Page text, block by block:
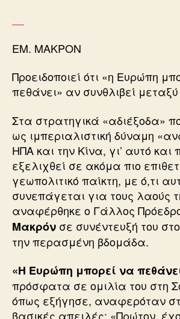
ΕΜ. ΜΑΚΡΟΝ
Προειδοποιεί ότι «η Ευρώπη
πεθάνει» αν συνθλιβεί
Στα στρατηγικά «αδιέξοδα»
ως ιμπεριαλιστική δύναμη
ΗΠΑ και την Κίνα, γι’ αυτό και
εξελιχθεί σε ακόμα πιο
γεωπολιτικό παίκτη, με ό,τι
συνεπάγεται για τους λαούς
αναφέρθηκε ο Γάλλος
Μακρόν σε συνέντευξή του
την περασμένη βδομάδα.
«Η Ευρώπη μπορεί να
πρόσφατα σε ομιλία του στη
όπως εξήγησε, αναφερόταν
βασικές απειλές: «Πρώτον,